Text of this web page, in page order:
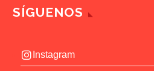
SÍGUENOS
Instagram